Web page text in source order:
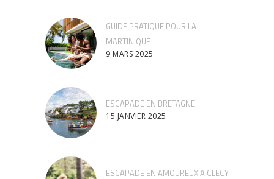
GUIDE PRATIQUE POUR LA
MARTINIQUE
9 MARS 2025
ESCAPADE EN BRETAGNE
15 JANVIER 2025
ESCAPADE EN AMOUREUX A CLECY